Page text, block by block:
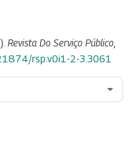
Revista Do Serviço Público
rsp.v0i1-2-3.3061